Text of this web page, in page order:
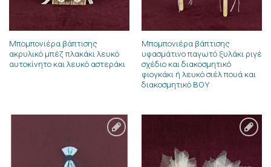
Μπομπονιέρα βάπτισης
ακρυλικό μπέζ πλακάκι λευκό
αυτοκίνητο και λευκό αστεράκι
Μπομπονιέρα βάπτισης
υφασμάτινο παγωτό ξυλάκι ριγέ
σχέδιο και διακοσμητικό
φιογκάκι ή λευκό σιέλ πουά και
διακοσμητικό BOY
στην λίστα
επιθυμιών